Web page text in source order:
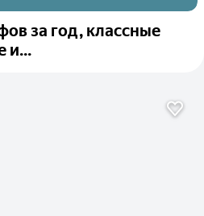
за год, классные
и...